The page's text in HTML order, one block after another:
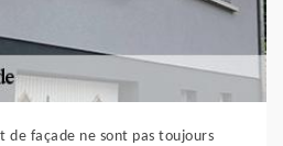
de façade ne sont pas toujours